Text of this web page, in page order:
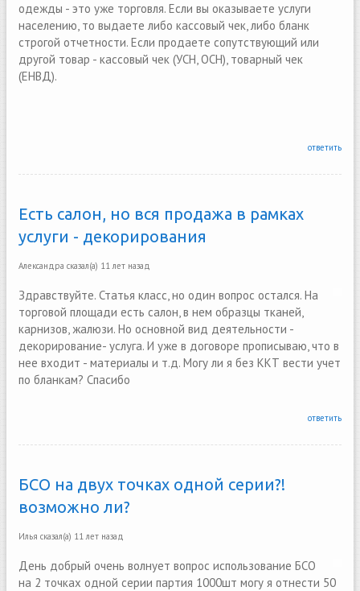
одежды - это уже торговля. Если вы оказываете услуги
населению, то выдаете либо кассовый чек, либо бланк
строгой отчетности. Если продаете сопутствующий или
другой товар - кассовый чек (УСН, ОСН), товарный чек
(ЕНВД).
ответить
Есть салон, но вся продажа в рамках
услуги - декорирования
Александра сказал(а) 11 лет назад
Здравствуйте. Статья класс, но один вопрос остался. На
торговой площади есть салон, в нем образцы тканей,
карнизов, жалюзи. Но основной вид деятельности -
декорирование- услуга. И уже в договоре прописываю, что в
нее входит - материалы и т.д. Могу ли я без ККТ вести учет
по бланкам? Спасибо
ответить
БСО на двух точках одной серии?!
возможно ли?
Илья сказал(а) 11 лет назад
День добрый очень волнует вопрос использование БСО
на 2 точках одной серии партия 1000шт могу я отнести 50